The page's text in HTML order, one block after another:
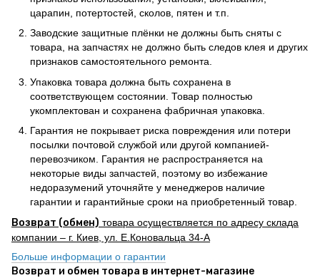
царапин, потертостей, сколов, пятен и т.п.
Заводские защитные плёнки не должны быть сняты с
товара, на запчастях не должно быть следов клея и других
признаков самостоятельного ремонта.
Упаковка товара должна быть сохранена в
соответствующем состоянии. Товар полностью
укомплектован и сохранена фабричная упаковка.
Гарантия не покрывает риска повреждения или потери
посылки почтовой службой или другой компанией-
перевозчиком. Гарантия не распространяется на
некоторые виды запчастей, поэтому во избежание
недоразумений уточняйте у менеджеров наличие
гарантии и гарантийные сроки на приобретенный товар.
Возврат (обмен) товара осуществляется по адресу склада
компании – г. Киев, ул. Е.Коновальца 34-А
Больше информации о гарантии
Возврат и обмен товара в интернет-магазине